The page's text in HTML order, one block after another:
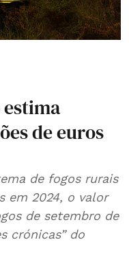
de euros
de fogos rurais
em 2024, o valor
de setembro de
crónicas” do